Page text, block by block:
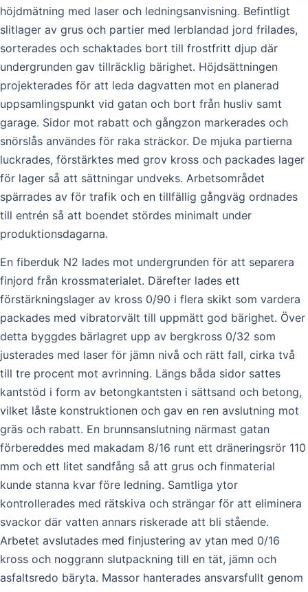
höjdmätning med laser och ledningsanvisning. Befintligt
slitlager av grus och partier med lerblandad jord frilades,
sorterades och schaktades bort till frostfritt djup där
undergrunden gav tillräcklig bärighet. Höjdsättningen
projekterades för att leda dagvatten mot en planerad
uppsamlingspunkt vid gatan och bort från husliv samt
garage. Sidor mot rabatt och gångzon markerades och
snörslås användes för raka sträckor. De mjuka partierna
luckrades, förstärktes med grov kross och packades lager
för lager så att sättningar undveks. Arbetsområdet
spärrades av för trafik och en tillfällig gångväg ordnades
till entrén så att boendet stördes minimalt under
produktionsdagarna.
En fiberduk N2 lades mot undergrunden för att separera
finjord från krossmaterialet. Därefter lades ett
förstärkningslager av kross 0/90 i flera skikt som vardera
packades med vibratorvält till uppmätt god bärighet. Över
detta byggdes bärlagret upp av bergkross 0/32 som
justerades med laser för jämn nivå och rätt fall, cirka två
till tre procent mot avrinning. Längs båda sidor sattes
kantstöd i form av betongkantsten i sättsand och betong,
vilket låste konstruktionen och gav en ren avslutning mot
gräs och rabatt. En brunnsanslutning närmast gatan
förbereddes med makadam 8/16 runt ett dräneringsrör 110
mm och ett litet sandfång så att grus och finmaterial
kunde stanna kvar före ledning. Samtliga ytor
kontrollerades med rätskiva och strängar för att eliminera
svackor där vatten annars riskerade att bli stående.
Arbetet avslutades med finjustering av ytan med 0/16
kross och noggrann slutpackning till en tät, jämn och
asfaltsredo bäryta. Massor hanterades ansvarsfullt genom